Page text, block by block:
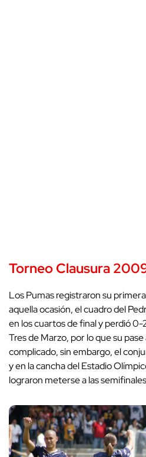
Torneo Clausura
Los Pumas registraron su
aquella ocasión, el cuadro del
en los cuartos de final y perdió 0-
Tres de Marzo, por lo que su
complicado, sin embargo, el
y en la cancha del Estadio
lograron meterse a las